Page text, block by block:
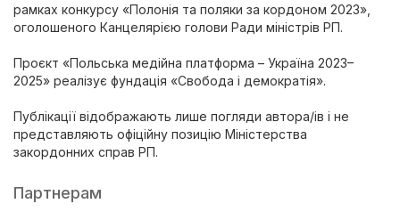
рамках конкурсу «Полонія та поляки за кордоном 2023»,
оголошеного Канцелярією голови Ради міністрів РП.
Проєкт «Польська медійна платформа – Україна 2023–
2025» реалізує фундація «Свобода і демократія».
Публікації відображають лише погляди автора/ів і не
представляють офіційну позицію Міністерства
закордонних справ РП.
Партнерам